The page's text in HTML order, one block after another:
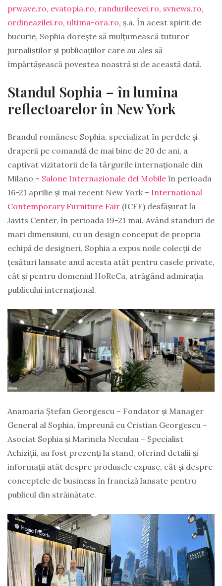
prwave.ro, evatopia.ro, randurileevei.ro, svnews.ro,
ordineazilei.ro, ultima-ora.ro, ș.a. În acest spirit de
bucurie, Sophia dorește să mulțumească tuturor
jurnaliștilor și publicațiilor care au ales să
împărtășească povestea noastră și de această dată.
Standul Sophia – în lumina
reflectoarelor în New York
Brandul românesc Sophia, specializat în perdele și
draperii pe comandă de mai bine de 20 de ani, a
captivat vizitatorii de la târgurile internaționale din
Milano – Salone Internazionale del Mobile în perioada
16-21 aprilie și mai recent New York – International
Contemporary Furniture Fair (ICFF) desfășurat la
Javits Center, în perioada 19-21 mai. Având standuri de
mari dimensiuni, cu un design conceput de propria
echipă de designeri, Sophia a expus noile colecții de
țesături lansate anul acesta atât pentru casele private,
cât și pentru domeniul HoReCa, atrăgând admirația
publicului internațional.
Anamaria Ștefan Georgescu – Fondator și Manager
General al Sophia, împreună cu Cristian Georgescu –
Asociat Sophia și Marinela Neculau – Specialist
Achiziții, au fost prezenți la stand, oferind detalii și
informații atât despre produsele expuse, cât și despre
conceptele de business în franciză lansate pentru
publicul din străinătate.